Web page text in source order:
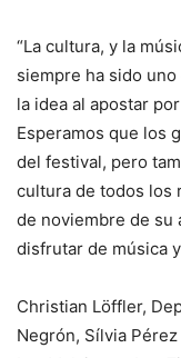
“La cultura, y la
siempre ha sido
la idea al apostar
Esperamos que los
del festival, pero
cultura de todos los
de noviembre de su
disfrutar de música
Christian Löffler,
Negrón, Sílvia